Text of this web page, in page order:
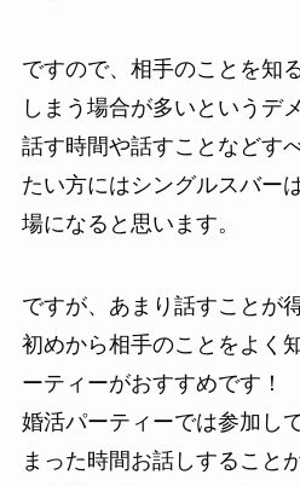
ですので、相手のことを知
しまう場合が多いというデ
話す時間や話すことなどす
たい方にはシングルスバー
場になると思います。
ですが、あまり話すことが
初めから相手のことをよく
ーティーがおすすめです！
婚活パーティーでは参加し
まった時間お話しすること